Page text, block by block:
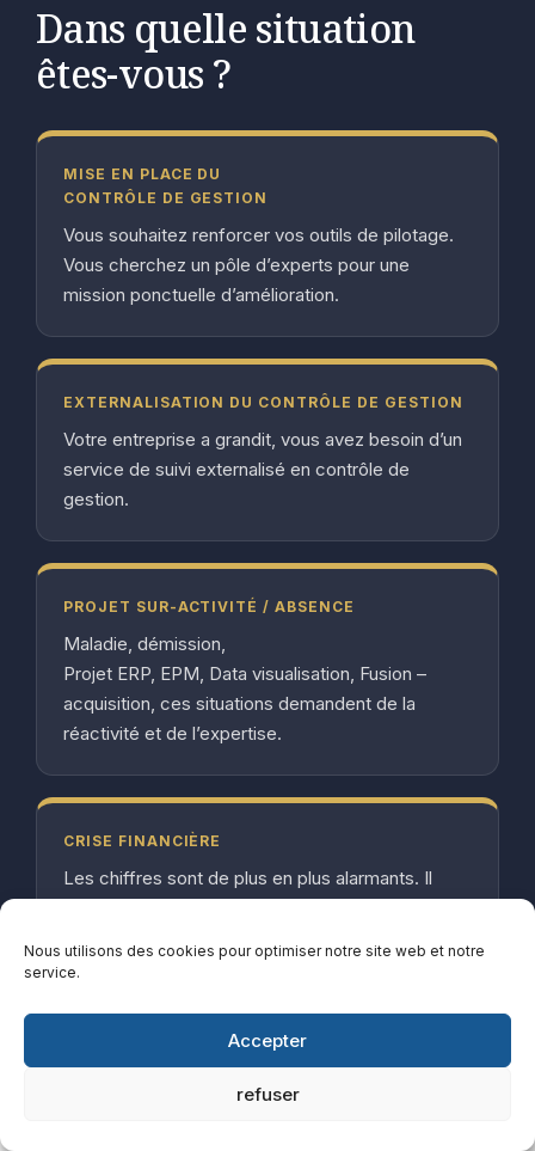
Nous utilisons des cookies pour optimiser notre site web et notre
service.
Accepter
refuser
Dans quelle situation
êtes-vous ?
MISE EN PLACE DU
CONTRÔLE DE GESTION
Vous souhaitez renforcer vos outils de pilotage.
Vous cherchez un pôle d’experts pour une
mission ponctuelle d’amélioration.
EXTERNALISATION DU CONTRÔLE DE GESTION
Votre entreprise a grandit, vous avez besoin d’un
service de suivi externalisé en contrôle de
gestion.
PROJET SUR-ACTIVITÉ / ABSENCE
Maladie, démission,
Projet ERP, EPM, Data visualisation, Fusion –
acquisition, ces situations demandent de la
réactivité et de l’expertise.
CRISE FINANCIÈRE
Les chiffres sont de plus en plus alarmants. Il